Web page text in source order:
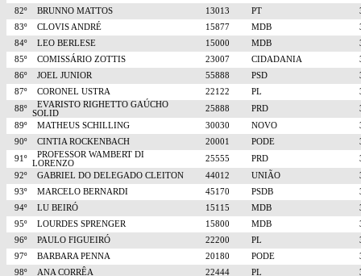
82º
BRUNNO MATTOS 13013 PT
83º
CLOVIS ANDRÉ 15877 MDB
84º
LEO BERLESE 15000 MDB
85º
COMISSÁRIO ZOTTIS 23007 CIDADANIA
86º
JOEL JUNIOR 55888 PSD
87º
CORONEL USTRA 22122 PL
88º
EVARISTO RIGHETTO GAÚCHO
SOLID
25888 PRD
89º
MATHEUS SCHILLING 30030 NOVO
90º
CINTIA ROCKENBACH 20001 PODE
91º
PROFESSOR WAMBERT DI
LORENZO
25555 PRD
92º
GABRIEL DO DELEGADO CLEITON 44012 UNIÃO
93º
MARCELO BERNARDI 45170 PSDB
94º
LU BEIRÓ 15115 MDB
95º
LOURDES SPRENGER 15800 MDB
96º
PAULO FIGUEIRÓ 22200 PL
97º
BARBARA PENNA 20180 PODE
98º
ANA CORRÊA 22444 PL